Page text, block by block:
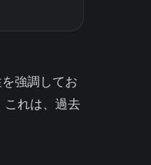
強調してお
これは、過去